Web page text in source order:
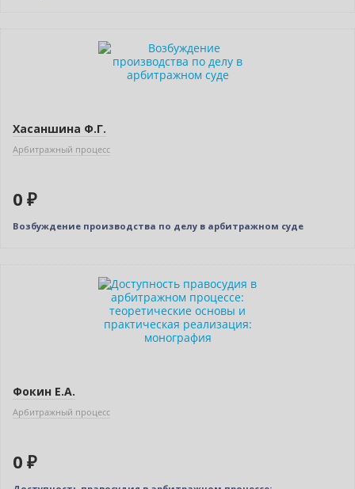
Хасаншина Ф.Г.
Арбитражный процесс
0 ₽
Возбуждение производства по делу в арбитражном суде
Фокин Е.А.
Арбитражный процесс
0 ₽